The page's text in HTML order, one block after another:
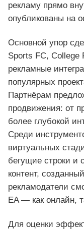
рекламу прямо
опубликованы на
Основной упор
Sports FC, College
рекламные
популярных
Партнёрам
продвижения: от
более глубокой
Среди
виртуальных
бегущие строки и
контент,
рекламодатели
EA — как онлайн,
Для оценки